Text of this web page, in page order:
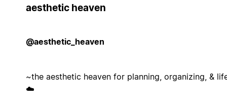
aesthetic heaven
@aesthetic_heaven
~the aesthetic heaven for planning, organizing, &
☁️